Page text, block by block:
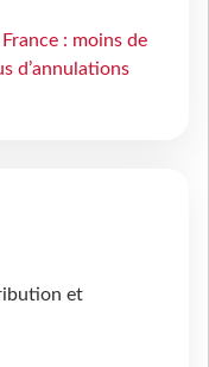
: moins de
d’annulations
et